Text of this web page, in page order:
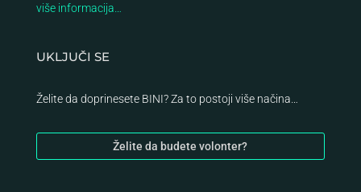
više informacija…
UKLJUČI SE
Želite da doprinesete BINI? Za to postoji više načina…
Želite da budete volonter?